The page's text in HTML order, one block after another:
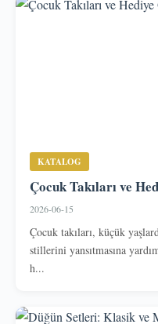
KATALOG
Çocuk Takıları ve
2026-06-15
Çocuk takıları, küçük
stillerini yansıtmasına
h...